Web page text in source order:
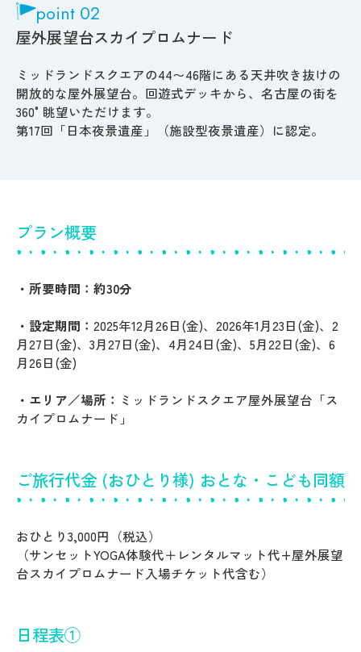
point 02
屋外展望台スカイプロムナード
ミッドランドスクエアの44〜46階にある天井吹き抜けの
開放的な屋外展望台。回遊式デッキから、名古屋の街を
360°眺望いただけます。
第17回「日本夜景遺産」（施設型夜景遺産）に認定。
プラン概要
・所要時間：約30分
・設定期間： 2025年12月26日(金)、2026年1月23日(金)、2
月27日(金)、3月27日(金)、4月24日(金)、5月22日(金)、6
月26日(金)
・エリア／場所： ミッドランドスクエア屋外展望台「ス
カイプロムナード」
ご旅行代金 (おひとり様) おとな・こども同額
おひとり3,000円（税込）
（サンセットYOGA体験代＋レンタルマット代+屋外展望
台スカイプロムナード入場チケット代含む）
日程表①